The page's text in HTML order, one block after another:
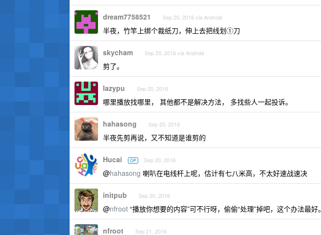
dream7758521 Sep 20, 2016 via Android
半夜，竹竿上绑个裁纸刀，伸上去把线划①刀
skycham Sep 20, 2016 via Android
剪了。
lazypu Sep 20, 2016
哪里播放找哪里， 其他都不是解决方法， 多找些人一起投诉。
hahasong Sep 20, 2016
半夜先剪再说，又不知道是谁剪的
Hucai OP Sep 20, 2016
@hahasong 喇叭在电线杆上呢，估计有七八米高，不太好速战速决
initpub Sep 20, 2016
@nfroot “播放你想要的内容”可不行呀，偷偷“处理”掉吧，这个办法最好。
nfroot Sep 21, 2016